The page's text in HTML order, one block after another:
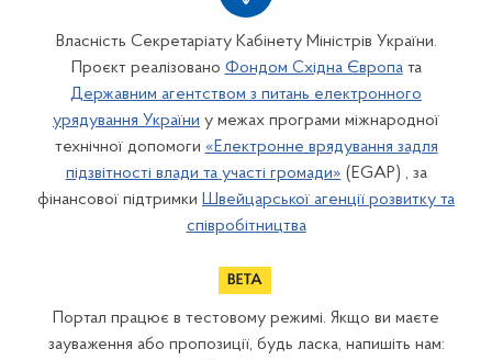
Власність Секретаріату Кабінету Міністрів України.
Проєкт реалізовано Фондом Східна Європата
Державним агентством з питань електронного
урядування України у межах програми міжнародної
технічної допомоги «Електронне врядування задля
підзвітності влади та участі громади» (EGAP) , за
фінансової підтримки Швейцарської агенції розвитку та
співробітництва
Портал працює в тестовому режимі. Якщо ви маєте
зауваження або пропозиції, будь ласка, напишіть нам: